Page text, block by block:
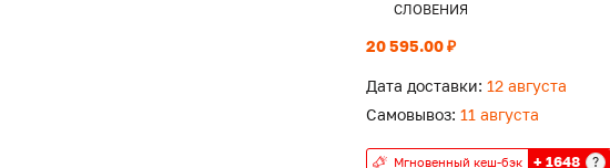
СЛОВЕНИЯ
20 595.00 ₽
Дата доставки: 12 августа
Самовывоз: 11 августа
Мгновенный кеш-бэк + 1648 ?